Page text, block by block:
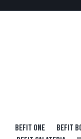
BEFIT ONE BEFIT